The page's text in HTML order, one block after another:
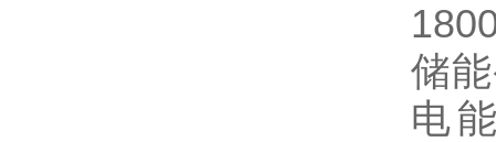
储
电